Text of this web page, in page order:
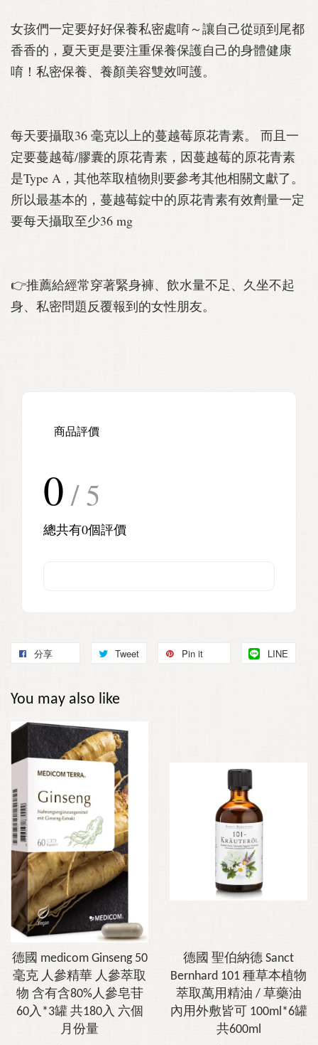
女孩們一定要好好保養私密處唷～讓自己從頭到尾都
香香的，夏天更是要注重保養保護自己的身體健康
唷！私密保養、養顏美容雙效呵護。
每天要攝取36 毫克以上的蔓越莓原花青素。 而且一
定要蔓越莓/膠囊的原花青素，因蔓越莓的原花青素
是Type A，其他萃取植物則要參考其他相關文獻了。
所以最基本的，蔓越莓錠中的原花青素有效劑量一定
要每天攝取至少36 mg
👉推薦給經常穿著緊身褲、飲水量不足、久坐不起
身、私密問題反覆報到的女性朋友。
商品評價
0 / 5
總共有0個評價
分享 Tweet Pin it LINE
You may also like
德國 medicom Ginseng 50
毫克 人參精華 人參萃取
物 含有含80%人參皂苷
60入*3罐 共180入 六個
月份量
德國 聖伯納德 Sanct
Bernhard 101 種草本植物
萃取萬用精油 / 草藥油
內用外敷皆可 100ml*6罐
共600ml